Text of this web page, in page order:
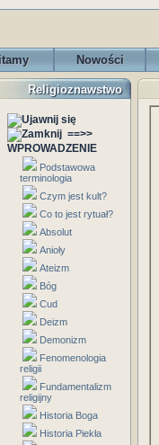
Nowości
Religioznawstwo
==>>
WPROWADZENIE
Podstawowa
terminologia
Czym jest kult?
Co to jest rytuał?
Absolut
Anioły
Ateizm
Bóg
Cud
Deizm
Demonizm
Fenomenologia
religii
Fundamentalizm
religijny
Historia Boga
Historia Piekła